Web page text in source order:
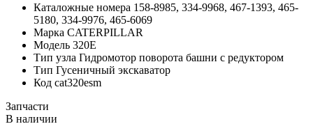
Каталожные номера 158-8985, 334-9968, 467-1393, 465-
5180, 334-9976, 465-6069
Марка CATERPILLAR
Модель 320E
Тип узла Гидромотор поворота башни с редуктором
Тип Гусеничный экскаватор
Код cat320esm
Запчасти
В наличии